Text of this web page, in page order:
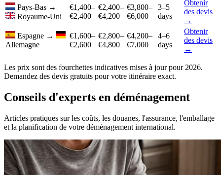
Pays-Bas →
Royaume-Uni
€1,400–
€2,400
€2,400–
€4,200
€3,800–
€6,000
3–5
days
Obtenir
des devis
→
Espagne →
Allemagne
€1,600–
€2,600
€2,800–
€4,800
€4,200–
€7,000
4–6
days
Obtenir
des devis
→
Les prix sont des fourchettes indicatives mises à jour pour 2026.
Demandez des devis gratuits pour votre itinéraire exact.
Conseils d'experts en déménagement
Articles pratiques sur les coûts, les douanes, l'assurance, l'emballage
et la planification de votre déménagement international.